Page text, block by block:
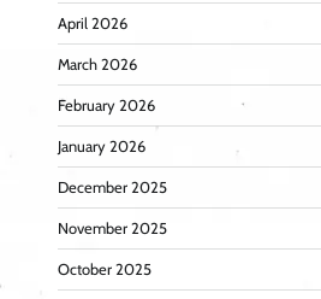
April 2026
March 2026
February 2026
January 2026
December 2025
November 2025
October 2025